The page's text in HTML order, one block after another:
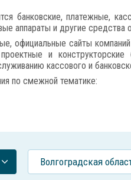
платежные,
аппараты и другие
официальные сайты
и
кассового и
по смежной тематике:
Волгоградская